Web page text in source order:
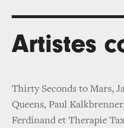
Artistes
Thirty Seconds to Mars,
Queens, Paul
Ferdinand et Therapie